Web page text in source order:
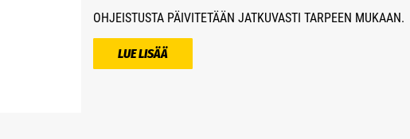
OHJEISTUSTA PÄIVITETÄÄN JATKUVASTI TARPEEN MUKAAN.
LUE LISÄÄ